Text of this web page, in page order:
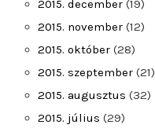
2015. december (19)
2015. november (12)
2015. október (28)
2015. szeptember (21)
2015. augusztus (32)
2015. július (29)